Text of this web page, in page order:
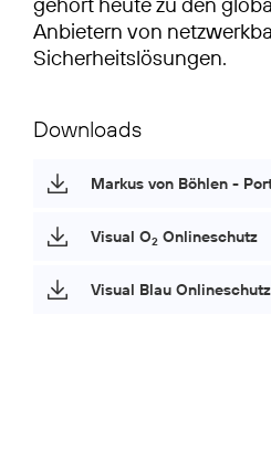
Anbietern von
Sicherheitslösungen.
Downloads
Markus von Böhlen -
Visual O2 Onlineschutz
Visual Blau Onlineschutz